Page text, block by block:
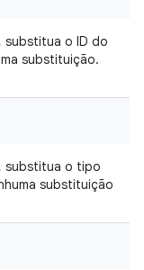
substitua o ID do
substituição.
substitua o tipo
substituição